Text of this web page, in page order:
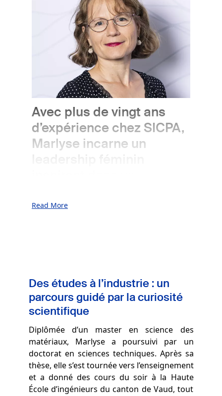
Avec plus de vingt ans
d’expérience chez SICPA,
Marlyse incarne un
technologique où les
Sécurité et Détection
(Head of Security
Features & Detection), elle
dirige cinq laboratoires et
une équipe de 80
personnes, avec un style
de management basé sur
Read More
Des études à l’industrie : un
parcours guidé par la curiosité
scientifique
Diplômée d’un master en science des
matériaux, Marlyse a poursuivi par un
doctorat en sciences techniques. Après sa
thèse, elle s’est tournée vers l’enseignement
et a donné des cours du soir à la Haute
École d’ingénieurs du canton de Vaud, tout